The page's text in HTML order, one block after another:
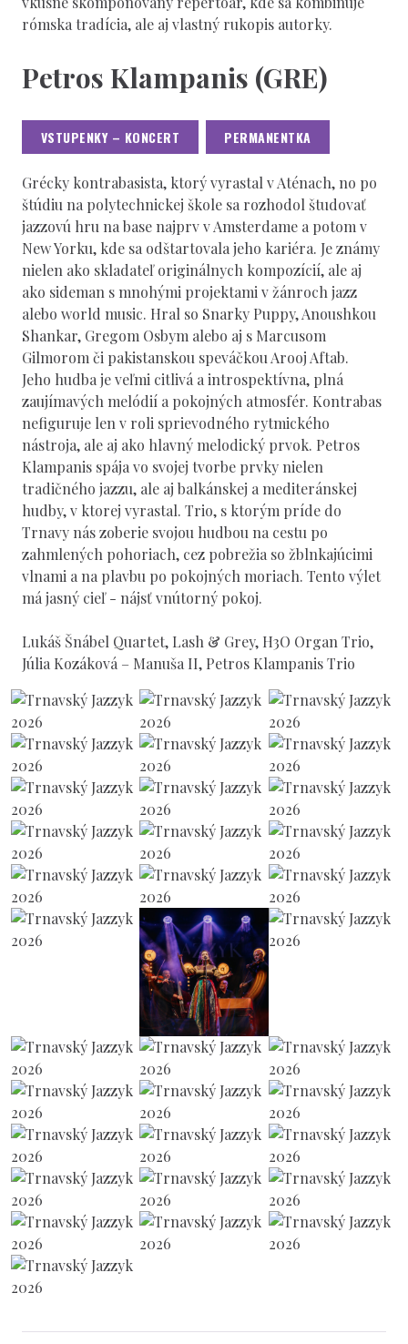
rómska tradícia, ale aj vlastný rukopis autorky.
Petros Klampanis (GRE)
VSTUPENKY – KONCERT PERMANENTKA
Grécky kontrabasista, ktorý vyrastal v Aténach, no po
štúdiu na polytechnickej škole sa rozhodol študovať
jazzovú hru na base najprv v Amsterdame a potom v
New Yorku, kde sa odštartovala jeho kariéra. Je známy
nielen ako skladateľ originálnych kompozícií, ale aj
ako sideman s mnohými projektami v žánroch jazz
alebo world music. Hral so Snarky Puppy, Anoushkou
Shankar, Gregom Osbym alebo aj s Marcusom
Gilmorom či pakistanskou speváčkou Arooj Aftab.
Jeho hudba je veľmi citlivá a introspektívna, plná
zaujímavých melódií a pokojných atmosfér. Kontrabas
nefiguruje len v roli sprievodného rytmického
nástroja, ale aj ako hlavný melodický prvok. Petros
Klampanis spája vo svojej tvorbe prvky nielen
tradičného jazzu, ale aj balkánskej a mediteránskej
hudby, v ktorej vyrastal. Trio, s ktorým príde do
Trnavy nás zoberie svojou hudbou na cestu po
zahmlených pohoriach, cez pobrežia so žblnkajúcimi
vlnami a na plavbu po pokojných moriach. Tento výlet
má jasný cieľ - nájsť vnútorný pokoj.
Lukáš Šnábel Quartet, Lash & Grey, H3O Organ Trio,
Júlia Kozáková – Manuša II, Petros Klampanis Trio